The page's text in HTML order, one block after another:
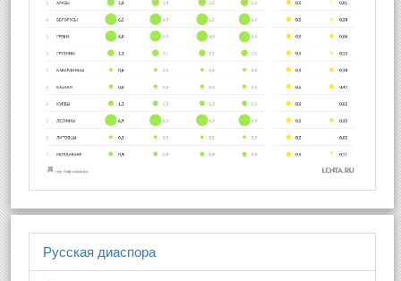
Русская диаспора